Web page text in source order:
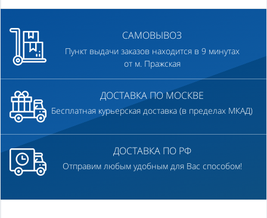
САМОВЫВОЗ
Пункт выдачи заказов находится в 9 минутах
от м. Пражская
ДОСТАВКА ПО МОСКВЕ
Бесплатная курьерская доставка (в пределах МКАД)
ДОСТАВКА ПО РФ
Отправим любым удобным для Вас способом!